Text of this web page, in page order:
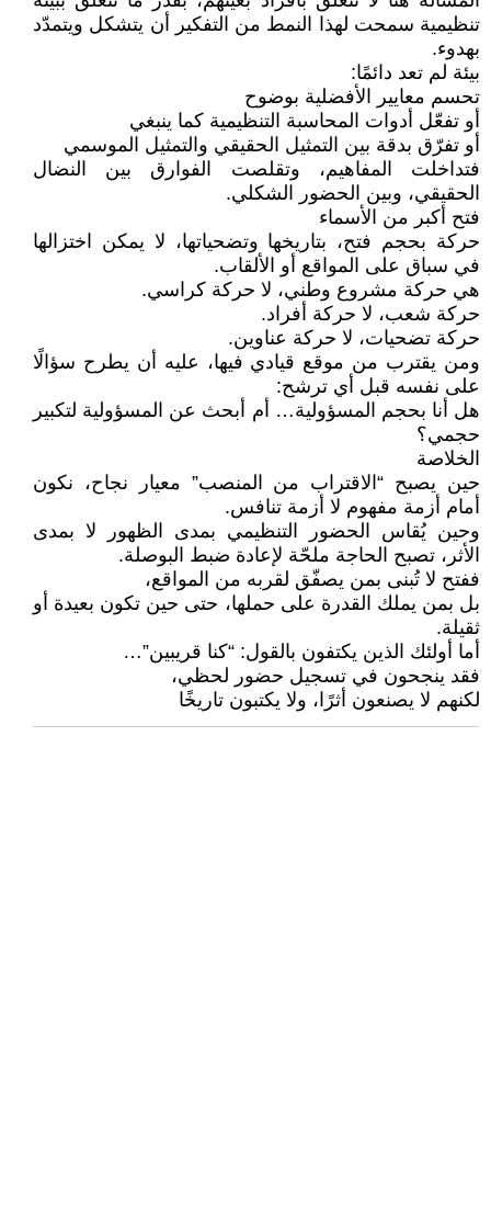
تنظيمية سمحت لهذا النمط من التفكير أن يتشكل ويتمدّد
بهدوء.
بيئة لم تعد دائمًا:
تحسم معايير الأفضلية بوضوح
أو تفعّل أدوات المحاسبة التنظيمية كما ينبغي
أو تفرّق بدقة بين التمثيل الحقيقي والتمثيل الموسمي
فتداخلت المفاهيم، وتقلصت الفوارق بين النضال
الحقيقي، وبين الحضور الشكلي.
فتح أكبر من الأسماء
حركة بحجم فتح، بتاريخها وتضحياتها، لا يمكن اختزالها
في سباق على المواقع أو الألقاب.
هي حركة مشروع وطني، لا حركة كراسي.
حركة شعب، لا حركة أفراد.
حركة تضحيات، لا حركة عناوين.
ومن يقترب من موقع قيادي فيها، عليه أن يطرح سؤالًا
على نفسه قبل أي ترشح:
هل أنا بحجم المسؤولية… أم أبحث عن المسؤولية لتكبير
حجمي؟
الخلاصة
حين يصبح “الاقتراب من المنصب” معيار نجاح، نكون
أمام أزمة مفهوم لا أزمة تنافس.
وحين يُقاس الحضور التنظيمي بمدى الظهور لا بمدى
الأثر، تصبح الحاجة ملحّة لإعادة ضبط البوصلة.
ففتح لا تُبنى بمن يصفّق لقربه من المواقع،
بل بمن يملك القدرة على حملها، حتى حين تكون بعيدة أو
ثقيلة.
أما أولئك الذين يكتفون بالقول: “كنا قريبين”…
فقد ينجحون في تسجيل حضور لحظي،
لكنهم لا يصنعون أثرًا، ولا يكتبون تاريخًا